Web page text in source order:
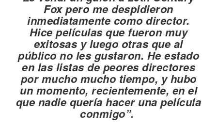
Fox pero me despidieron
inmediatamente como director.
Hice películas que fueron muy
exitosas y luego otras que al
público no les gustaron. He estado
en las listas de peores directores
por mucho mucho tiempo, y hubo
un momento, recientemente, en el
que nadie quería hacer una película
conmigo”.